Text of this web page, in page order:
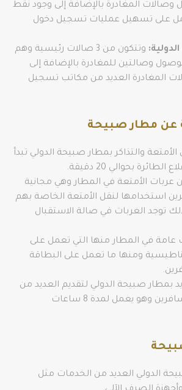
وصالات المغادرة بالإضافة إلى وجود نقط
على تسهيل عمليات تسجيل دخول
وتتكون من 3 صالات رئيسية وهم
وصالتين للمغادرة بالإضافة إلى
المغادرة العديد من مكاتب تسجيل
عن مطار صبيحة
والتذاكر بمطار صبيحة الدولي تبدأ
بحوالي 20 دقيقة.
عربات الأمتعة في المطار وهي مجانية
استخدامها لنقل الأمتعة الخاصة بهم
توجد العربات في صالة الاستقبال
هواتف عامة في المطار منها التي تعمل على
ومنها ما تعمل على البطاقة
بمطار صبيحة الدولي لتقديم العديد من
الخدمات للمسافرين وهو يعمل لمدة 8 ساعات
الدولي العديد من الخدمات مثل